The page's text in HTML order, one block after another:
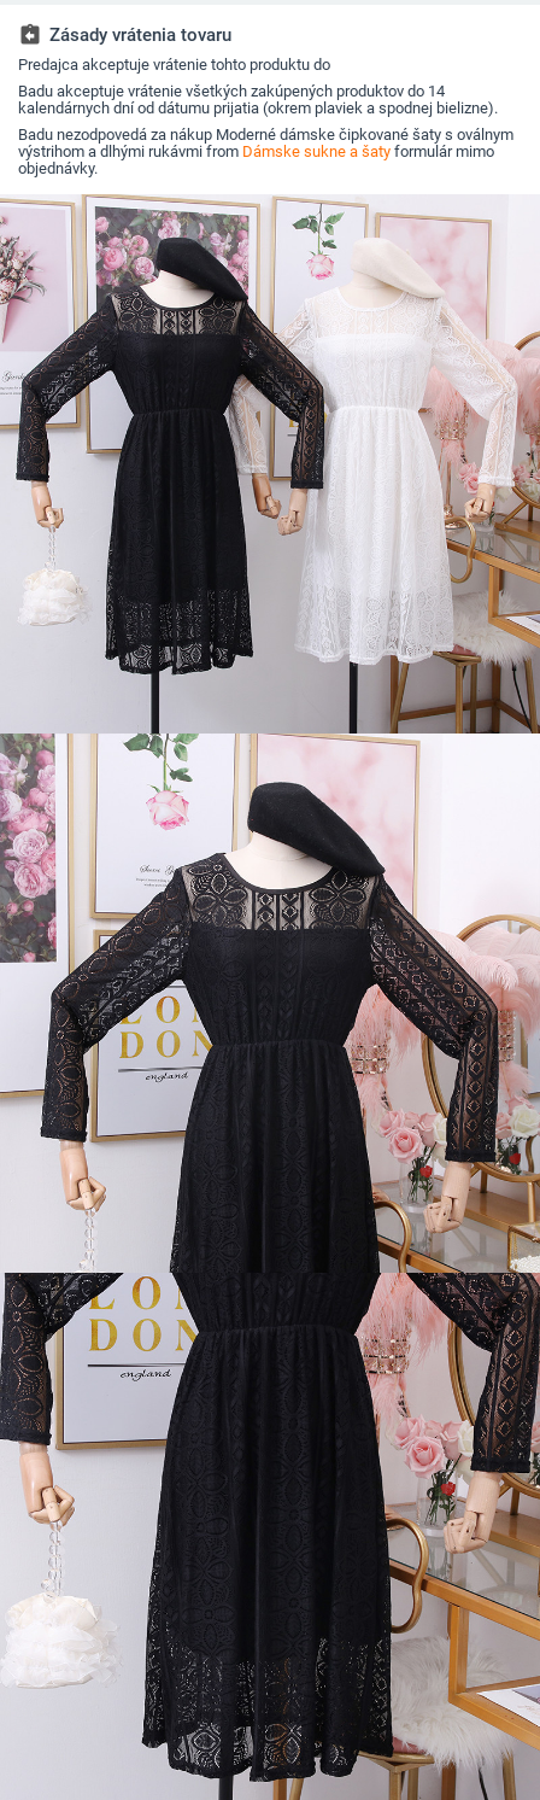
banket
assignment_return Zásady vrátenia tovaru
Predajca akceptuje vrátenie tohto produktu do
Badu akceptuje vrátenie všetkých zakúpených produktov do 14
kalendárnych dní od dátumu prijatia (okrem plaviek a spodnej bielizne).
Badu nezodpovedá za nákup Moderné dámske čipkované šaty s oválnym
výstrihom a dlhými rukávmi from Dámske sukne a šaty formulár mimo
objednávky.